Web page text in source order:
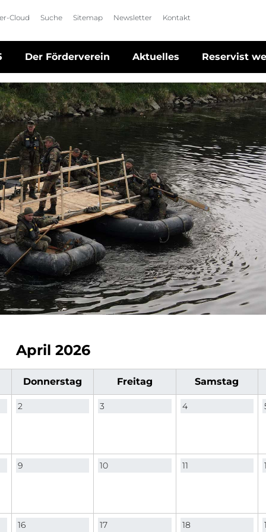
Cloud Suche Sitemap Newsletter Kontakt
Der Förderverein Aktuelles Reservist
April 2026
Donnerstag Freitag Samstag
2 3 4
9 10 11
16 17 18